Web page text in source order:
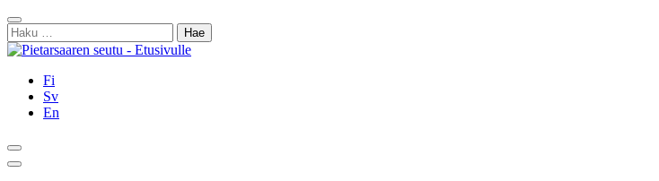
Siirry
sisältöön
Sulje
Haku:
Fi
Sv
En
Hae
Päävalikko